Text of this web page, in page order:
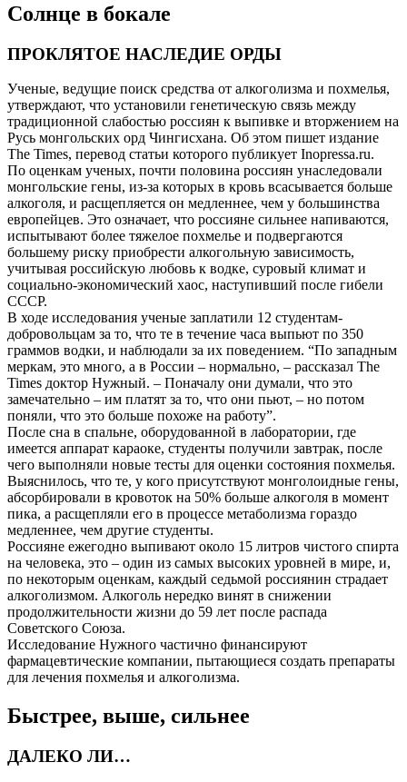
Солнце в бокале
ПРОКЛЯТОЕ НАСЛЕДИЕ ОРДЫ
Ученые, ведущие поиск средства от алкоголизма и похмелья,
утверждают, что установили генетическую связь между
традиционной слабостью россиян к выпивке и вторжением на
Русь монгольских орд Чингисхана. Об этом пишет издание
The Times, перевод статьи которого публикует Inopressa.ru.
По оценкам ученых, почти половина россиян унаследовали
монгольские гены, из-за которых в кровь всасывается больше
алкоголя, и расщепляется он медленнее, чем у большинства
европейцев. Это означает, что россияне сильнее напиваются,
испытывают более тяжелое похмелье и подвергаются
большему риску приобрести алкогольную зависимость,
учитывая российскую любовь к водке, суровый климат и
социально-экономический хаос, наступивший после гибели
СССР.
В ходе исследования ученые заплатили 12 студентам-
добровольцам за то, что те в течение часа выпьют по 350
граммов водки, и наблюдали за их поведением. “По западным
меркам, это много, а в России – нормально, – рассказал The
Times доктор Нужный. – Поначалу они думали, что это
замечательно – им платят за то, что они пьют, – но потом
поняли, что это больше похоже на работу”.
После сна в спальне, оборудованной в лаборатории, где
имеется аппарат караоке, студенты получили завтрак, после
чего выполняли новые тесты для оценки состояния похмелья.
Выяснилось, что те, у кого присутствуют монголоидные гены,
абсорбировали в кровоток на 50% больше алкоголя в момент
пика, а расщепляли его в процессе метаболизма гораздо
медленнее, чем другие студенты.
Россияне ежегодно выпивают около 15 литров чистого спирта
на человека, это – один из самых высоких уровней в мире, и,
по некоторым оценкам, каждый седьмой россиянин страдает
алкоголизмом. Алкоголь нередко винят в снижении
продолжительности жизни до 59 лет после распада
Советского Союза.
Исследование Нужного частично финансируют
фармацевтические компании, пытающиеся создать препараты
для лечения похмелья и алкоголизма.
Быстрее, выше, сильнее
ДАЛЕКО ЛИ…